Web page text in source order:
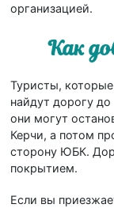
организацией.
Как
Туристы,
найдут дорогу
они могут
Керчи, а потом
сторону ЮБК.
покрытием.
Если вы